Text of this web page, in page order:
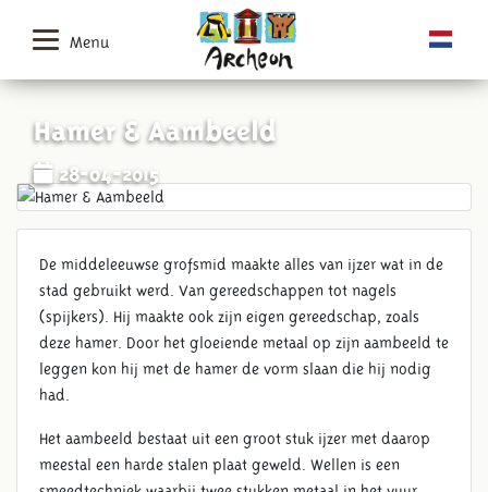
Menu
Hamer & Aambeeld
28-04-2015
De middeleeuwse grofsmid maakte alles van ijzer wat in de
stad gebruikt werd. Van gereedschappen tot nagels
(spijkers). Hij maakte ook zijn eigen gereedschap, zoals
deze hamer. Door het gloeiende metaal op zijn aambeeld te
leggen kon hij met de hamer de vorm slaan die hij nodig
had.
Het aambeeld bestaat uit een groot stuk ijzer met daarop
meestal een harde stalen plaat geweld. Wellen is een